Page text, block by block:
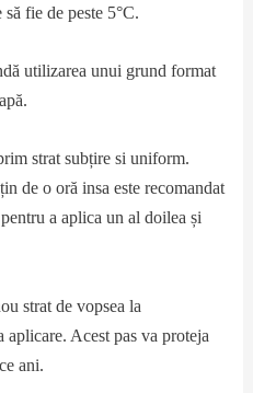
fie de peste 5°C.
utilizarea unui grund format
strat subțire si uniform.
de o oră insa este recomandat
a aplica un al doilea și
strat de vopsea la
Acest pas va proteja
ani.